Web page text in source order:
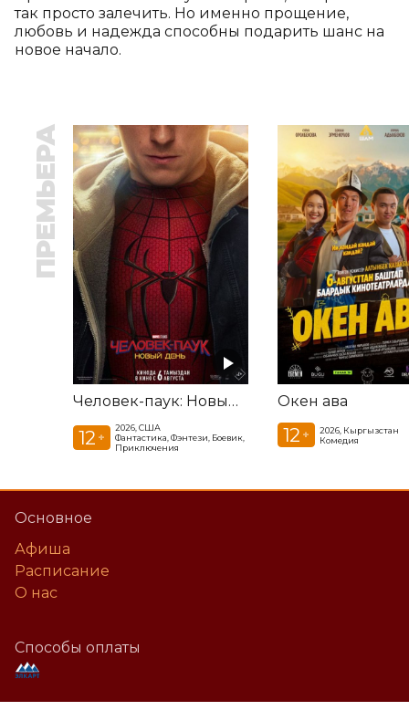
так просто залечить. Но именно прощение,
любовь и надежда способны подарить шанс на
новое начало.
ПРЕМЬЕРА
Человек-паук: Новый день
12 +
2026, США
Фантастика, Фэнтези, Боевик,
Приключения
Окен ава
12 +
2026, Кыргызстан
Комедия
Основное
Афиша
Расписание
О нас
Способы оплаты